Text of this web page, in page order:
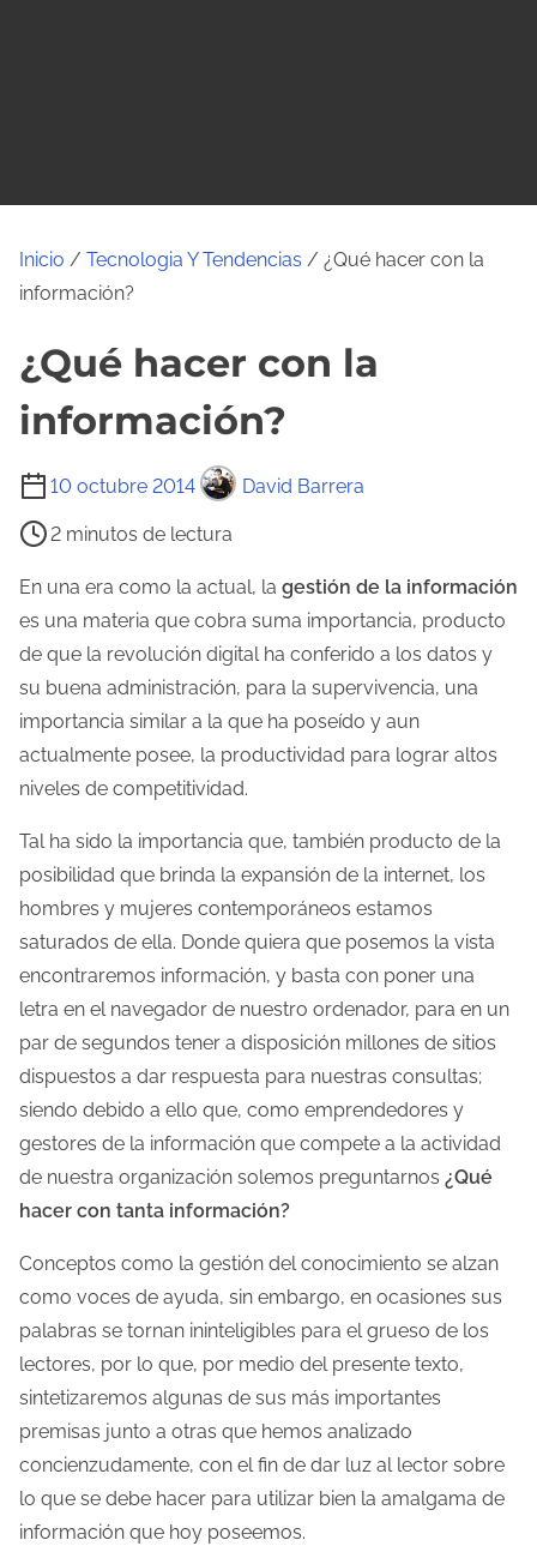
Inicio / Tecnologia Y Tendencias / ¿Qué hacer con la
información?
¿Qué hacer con la
información?
10 octubre 2014 David Barrera
T
e
m
p
o
d
e
l
e
u
r
a
d
e
l
a
e
n
t
r
a
2 minutos de lectura
En una era como la actual, la gestión de la información
es una materia que cobra suma importancia, producto
de que la revolución digital ha conferido a los datos y
su buena administración, para la supervivencia, una
importancia similar a la que ha poseído y aun
actualmente posee, la productividad para lograr altos
niveles de competitividad.
Tal ha sido la importancia que, también producto de la
posibilidad que brinda la expansión de la internet, los
hombres y mujeres contemporáneos estamos
saturados de ella. Donde quiera que posemos la vista
encontraremos información, y basta con poner una
letra en el navegador de nuestro ordenador, para en un
par de segundos tener a disposición millones de sitios
dispuestos a dar respuesta para nuestras consultas;
siendo debido a ello que, como emprendedores y
gestores de la información que compete a la actividad
de nuestra organización solemos preguntarnos ¿Qué
hacer con tanta información?
Conceptos como la gestión del conocimiento se alzan
como voces de ayuda, sin embargo, en ocasiones sus
palabras se tornan ininteligibles para el grueso de los
lectores, por lo que, por medio del presente texto,
sintetizaremos algunas de sus más importantes
premisas junto a otras que hemos analizado
concienzudamente, con el fin de dar luz al lector sobre
lo que se debe hacer para utilizar bien la amalgama de
información que hoy poseemos.